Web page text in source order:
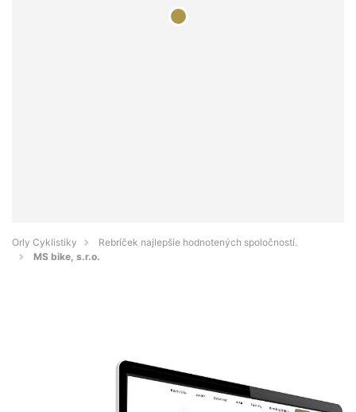
Orly Cyklistiky
Rebríček najlepšie hodnotených spoločností.
MS bike, s.r.o.